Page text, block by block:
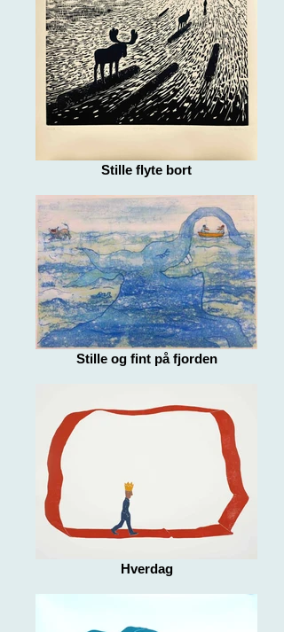
Stille flyte bort
Stille og fint på fjorden
Hverdag